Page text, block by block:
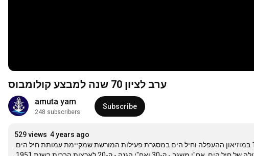
ערב לציון 70 שנה למבצע קולומבוס
amuta yam
248 subscribers
Subscribe
529 views 4 years ago
מפגש לציון 70 שנה למבצע קולומבוס' התקיים ב- 16/7/21 במוזיאון ההעפלה וחיל הים במסגרת פעילות המורשת שמקיימת עמותת חיל הים.